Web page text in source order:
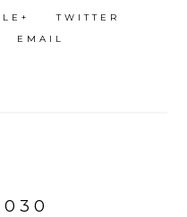
TWITTER
EMAIL